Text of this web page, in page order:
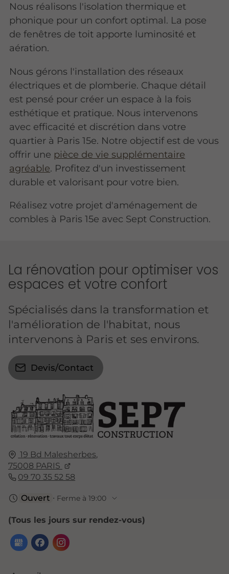
Nous réalisons l'isolation thermique et
phonique pour un confort optimal. La pose
de fenêtres de toit apporte luminosité et
aération.
Nous gérons l'installation des réseaux
électriques et de plomberie. Chaque détail
est pensé pour créer un espace à la fois
esthétique et pratique. Nous intervenons
avec efficacité et discrétion dans votre
quartier à Paris 15e. Notre objectif est de vous
offrir une pièce de vie supplémentaire
agréable. Profitez d'un investissement
durable et valorisant pour votre bien.
Réalisez votre projet d'aménagement de
combles à Paris 15e avec Sept Construction.
19 Bd Malesherbes,
75008 PARIS
09 70 35 52 58
Ouvert ⋅ Ferme à 19:00
(Tous les jours sur rendez-vous)
La rénovation pour optimiser vos
espaces et votre confort
Spécialisés dans la transformation et
l'amélioration de l'habitat, nous
intervenons à Paris et ses environs.
Devis/Contact